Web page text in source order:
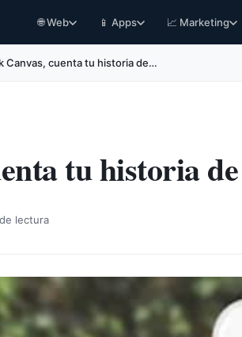
🌐 Web 📱 Apps 📈 Marketing
Canvas, cuenta tu historia de…
tu historia
lectura